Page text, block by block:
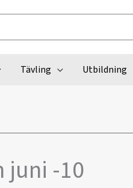
Tävling Utbildning
juni -10